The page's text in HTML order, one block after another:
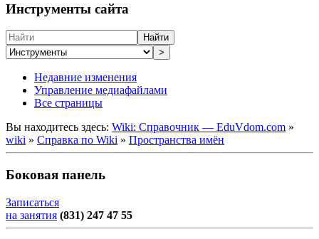
Инструменты сайта
Найти
>
Недавние изменения
Управление медиафайлами
Все страницы
Вы находитесь здесь: Wiki: Справочник — EduVdom.com »
wiki » Справка по Wiki » Пространства имён
Боковая панель
Записаться
на занятия (831) 247 47 55